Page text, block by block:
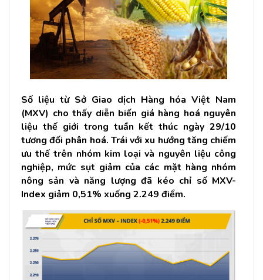
Số liệu từ Sở Giao dịch Hàng hóa Việt Nam
(MXV) cho thấy diễn biến giá hàng hoá nguyên
liệu thế giới trong tuần kết thúc ngày 29/10
tương đối phân hoá. Trái với xu hướng tăng chiếm
ưu thế trên nhóm kim loại và nguyên liệu công
nghiệp, mức sụt giảm của các mặt hàng nhóm
nông sản và năng lượng đã kéo chỉ số MXV-
Index giảm 0,51% xuống 2.249 điểm.